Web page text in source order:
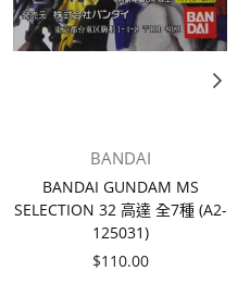
BANDAI
BANDAI GUNDAM MS
SELECTION 32 高達 全7種 (A2-
125031)
價
$110.00